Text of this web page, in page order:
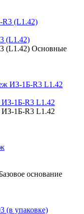
(L1.42)
(L1.42) Основные
ИЗ-1Б-R3 L1.42
ИЗ-1Б-R3 L1.42
основание